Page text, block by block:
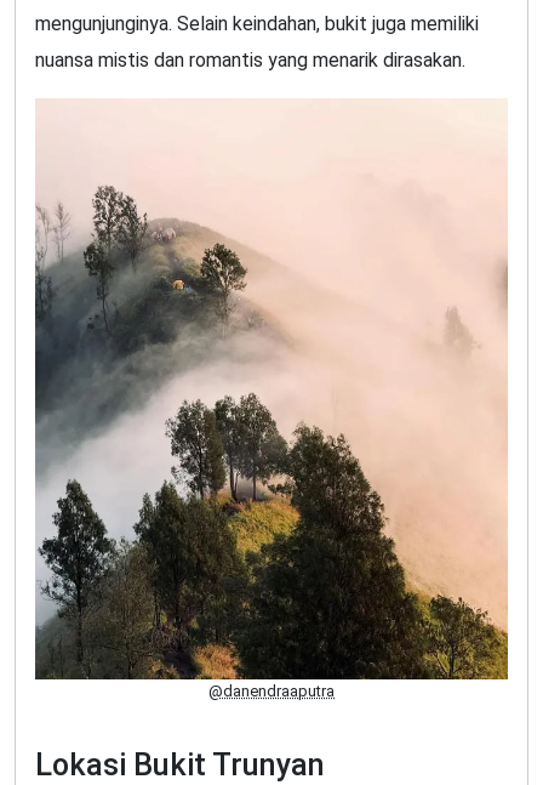
mengunjunginya. Selain keindahan, bukit juga memiliki
nuansa mistis dan romantis yang menarik dirasakan.
@danendraaputra
Lokasi Bukit Trunyan